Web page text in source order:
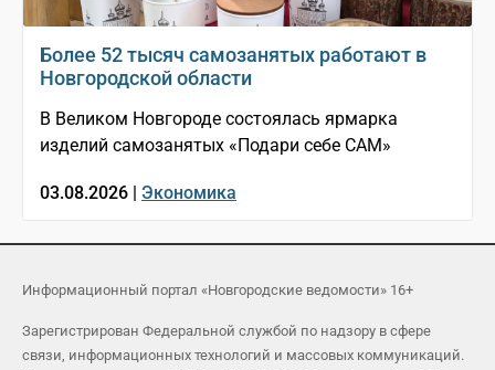
Более 52 тысяч самозанятых работают в
Новгородской области
В Великом Новгороде состоялась ярмарка
изделий самозанятых «Подари себе САМ»
03.08.2026 | Экономика
Информационный портал «Новгородские ведомости» 16+
Зарегистрирован Федеральной службой по надзору в сфере
связи, информационных технологий и массовых коммуникаций.